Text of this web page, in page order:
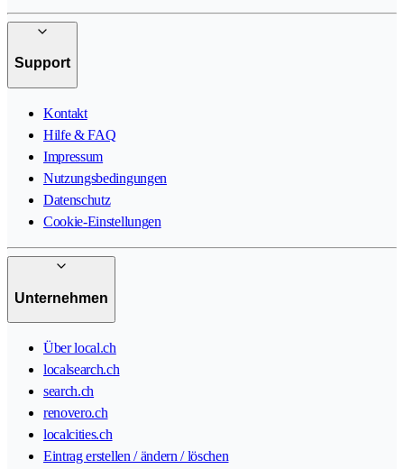
Support
Kontakt
Hilfe & FAQ
Impressum
Nutzungsbedingungen
Datenschutz
Cookie-Einstellungen
Unternehmen
Über local.ch
localsearch.ch
search.ch
renovero.ch
localcities.ch
Eintrag erstellen / ändern / löschen